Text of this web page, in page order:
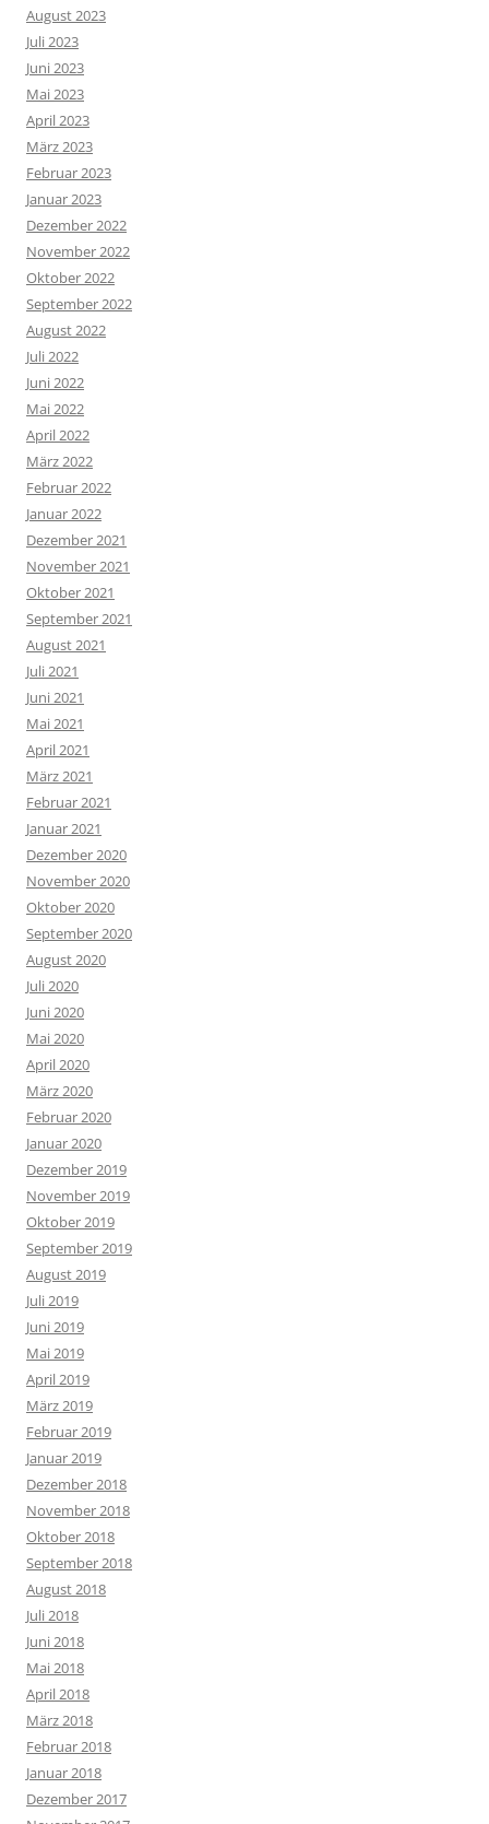
August 2023
Juli 2023
Juni 2023
Mai 2023
April 2023
März 2023
Februar 2023
Januar 2023
Dezember 2022
November 2022
Oktober 2022
September 2022
August 2022
Juli 2022
Juni 2022
Mai 2022
April 2022
März 2022
Februar 2022
Januar 2022
Dezember 2021
November 2021
Oktober 2021
September 2021
August 2021
Juli 2021
Juni 2021
Mai 2021
April 2021
März 2021
Februar 2021
Januar 2021
Dezember 2020
November 2020
Oktober 2020
September 2020
August 2020
Juli 2020
Juni 2020
Mai 2020
April 2020
März 2020
Februar 2020
Januar 2020
Dezember 2019
November 2019
Oktober 2019
September 2019
August 2019
Juli 2019
Juni 2019
Mai 2019
April 2019
März 2019
Februar 2019
Januar 2019
Dezember 2018
November 2018
Oktober 2018
September 2018
August 2018
Juli 2018
Juni 2018
Mai 2018
April 2018
März 2018
Februar 2018
Januar 2018
Dezember 2017